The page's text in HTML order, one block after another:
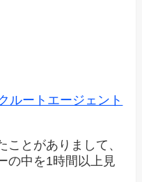
ルートエージェント
とがありまして、
の中を1時間以上見